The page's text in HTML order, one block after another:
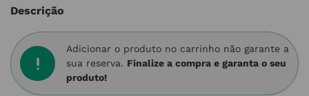
Descrição
Adicionar o produto no carrinho não garante a
sua reserva. Finalize a compra e garanta o seu
produto!